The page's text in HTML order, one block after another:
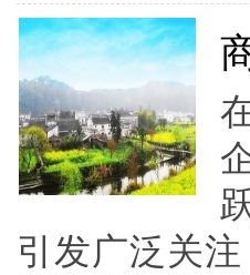
引发广泛关